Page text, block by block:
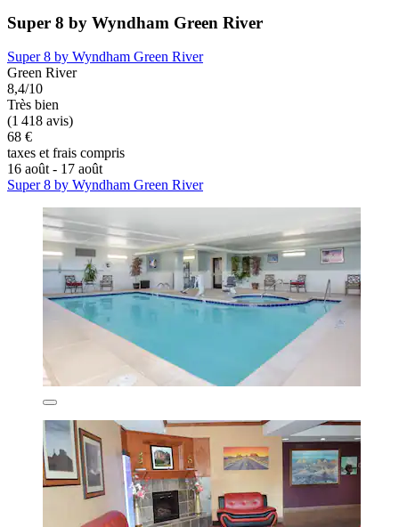
Super 8 by Wyndham Green River
Super 8 by Wyndham Green River
Green River
8,4/10
Très bien
(1 418 avis)
68 €
taxes et frais compris
16 août - 17 août
Super 8 by Wyndham Green River